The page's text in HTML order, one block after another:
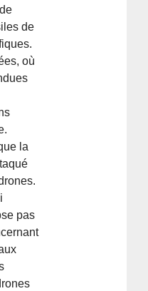
de
où
la
pas